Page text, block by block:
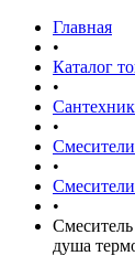
Главная
•
Каталог
•
•
Смесители
•
•
душа